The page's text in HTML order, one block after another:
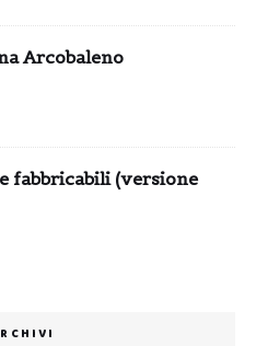
Arcobaleno
fabbricabili (versione